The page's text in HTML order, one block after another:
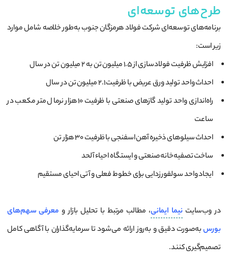
طرح‌های توسعه‌ای
برنامه‌های توسعه‌ای شرکت فولاد هرمزگان جنوب به‌طور خلاصه شامل موارد
زیر است:
افزایش ظرفیت فولادسازی از ۱.۵ میلیون تن به ۲ میلیون تن در سال
احداث واحد تولید ورق عریض با ظرفیت ۲.۱ میلیون تن در سال
راه‌اندازی واحد تولید گازهای صنعتی با ظرفیت ۱۰ هزار نرمال متر مکعب در
ساعت
احداث سیلوهای ذخیره آهن اسفنجی با ظرفیت ۳۰ هزار تن
ساخت تصفیه‌خانه صنعتی و ایستگاه احیاء آلحد
ایجاد واحد سولفورزدایی برای خطوط فعلی و آتی احیای مستقیم
در وب‌سایتنیما ایمانی، مطالب مرتبط با تحلیل بازار و معرفی سهم‌های
بورسبه‌صورت دقیق و به‌روز ارائه می‌شود تا سرمایه‌گذاران با آگاهی کامل
تصمیم‌گیری کنند.